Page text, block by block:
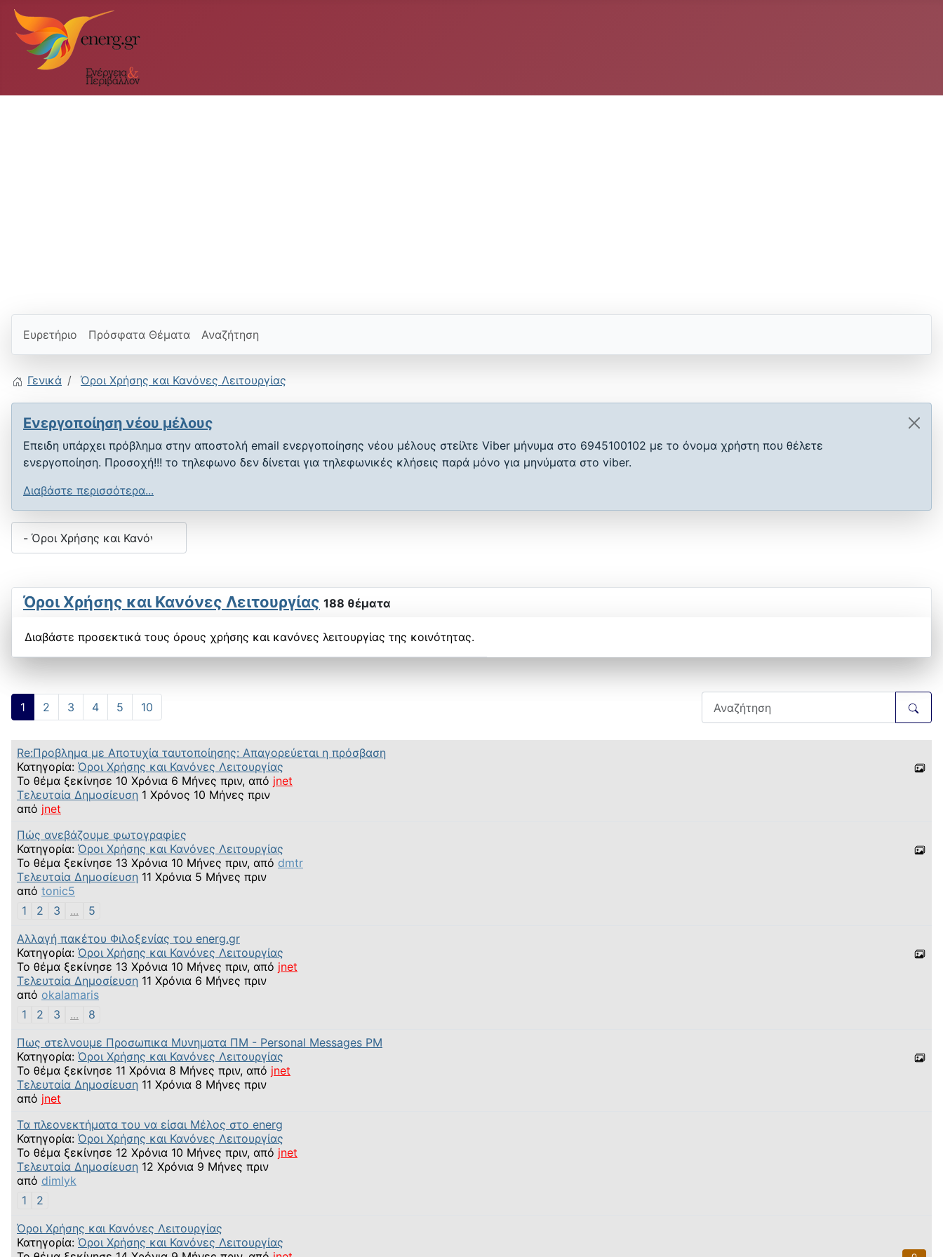
Ευρετήριο Πρόσφατα Θέματα Αναζήτηση
Γενικά Όροι Χρήσης και Κανόνες Λειτουργίας
Ενεργοποίηση νέου μέλους
Επειδη υπάρχει πρόβλημα στην αποστολή email ενεργοποίησης νέου μέλους στείλτε Viber μήνυμα στο 6945100102 με το όνομα χρήστη που θέλετε
ενεργοποίηση. Προσοχή!!! το τηλεφωνο δεν δίνεται για τηλεφωνικές κλήσεις παρά μόνο για μηνύματα στο viber.
Διαβάστε περισσότερα...
Όροι Χρήσης και Κανόνες Λειτουργίας 188 θέματα
Διαβάστε προσεκτικά τους όρους χρήσης και κανόνες λειτουργίας της κοινότητας.
1 2 3 4 5 10
Re:Προβλημα με Αποτυχία ταυτοποίησης: Απαγορεύεται η πρόσβαση
Κατηγορία: Όροι Χρήσης και Κανόνες Λειτουργίας
Το θέμα ξεκίνησε 10 Χρόνια 6 Μήνες πριν, από jnet
Τελευταία Δημοσίευση 1 Χρόνος 10 Μήνες πριν
από jnet
Πώς ανεβάζουμε φωτογραφίες
Κατηγορία: Όροι Χρήσης και Κανόνες Λειτουργίας
Το θέμα ξεκίνησε 13 Χρόνια 10 Μήνες πριν, από dmtr
Τελευταία Δημοσίευση 11 Χρόνια 5 Μήνες πριν
από tonic5
1
2 3 ...
5
Αλλαγή πακέτου Φιλοξενίας του energ.gr
Κατηγορία: Όροι Χρήσης και Κανόνες Λειτουργίας
Το θέμα ξεκίνησε 13 Χρόνια 10 Μήνες πριν, από jnet
Τελευταία Δημοσίευση 11 Χρόνια 6 Μήνες πριν
από okalamaris
1
2 3 ...
8
Πως στελνουμε Προσωπικα Μυνηματα ΠΜ - Personal Messages PM
Κατηγορία: Όροι Χρήσης και Κανόνες Λειτουργίας
Το θέμα ξεκίνησε 11 Χρόνια 8 Μήνες πριν, από jnet
Τελευταία Δημοσίευση 11 Χρόνια 8 Μήνες πριν
από jnet
Τα πλεονεκτήματα του να είσαι Μέλος στο energ
Κατηγορία: Όροι Χρήσης και Κανόνες Λειτουργίας
Το θέμα ξεκίνησε 12 Χρόνια 10 Μήνες πριν, από jnet
Τελευταία Δημοσίευση 12 Χρόνια 9 Μήνες πριν
από dimlyk
1
2
Όροι Χρήσης και Κανόνες Λειτουργίας
Κατηγορία: Όροι Χρήσης και Κανόνες Λειτουργίας